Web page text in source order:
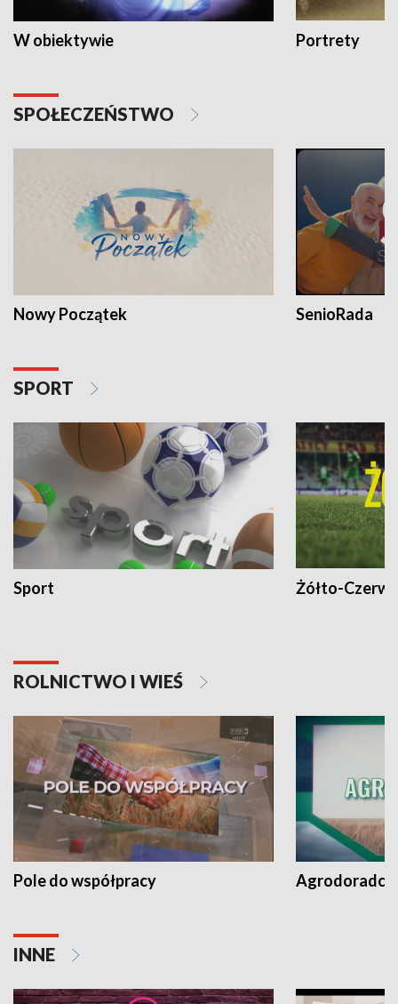
W obiektywie Portrety
SPOŁECZEŃSTWO
Nowy Początek SenioRada
SPORT
Sport Żółto-
ROLNICTWO I WIEŚ
Pole do współpracy Agrodoradcy
INNE